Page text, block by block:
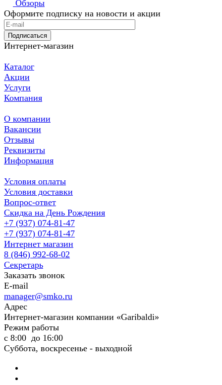
Обзоры
Оформите подписку на новости и акции
Подписаться
Интернет-магазин
Каталог
Акции
Услуги
Компания
О компании
Вакансии
Отзывы
Реквизиты
Информация
Условия оплаты
Условия доставки
Вопрос-ответ
Скидка на День Рождения
+7 (937) 074-81-47
+7 (937) 074-81-47
Интернет магазин
8 (846) 992-68-02
Секретарь
Заказать звонок
E-mail
manager@smko.ru
Адрес
Интернет-магазин компании «Garibaldi»
Режим работы
с 8:00 до 16:00
Суббота, воскресенье - выходной